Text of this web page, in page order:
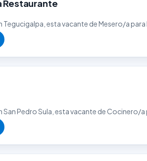
Restaurante
Tegucigalpa, esta vacante de Mesero/a para
oportunidad. El sector gastronómico es
San Pedro Sula, esta vacante de Cocinero/a
El sector gastronómico es uno de los